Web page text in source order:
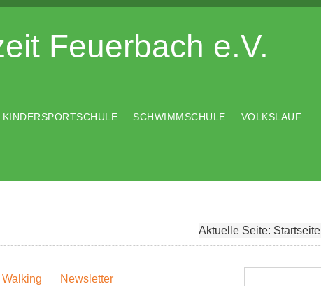
Feuerbach e.V.
KINDERSPORTSCHULE SCHWIMMSCHULE VOLKSLAUF
Aktuelle Seite: Startseite
Walking Newsletter